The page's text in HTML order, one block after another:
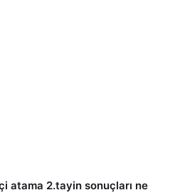
atama 2.tayin sonuçları ne